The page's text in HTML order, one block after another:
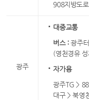
908지방도
광주
대중교통
버스 :광주
(영천경유
자가용
광주TG >
대구 > 북영